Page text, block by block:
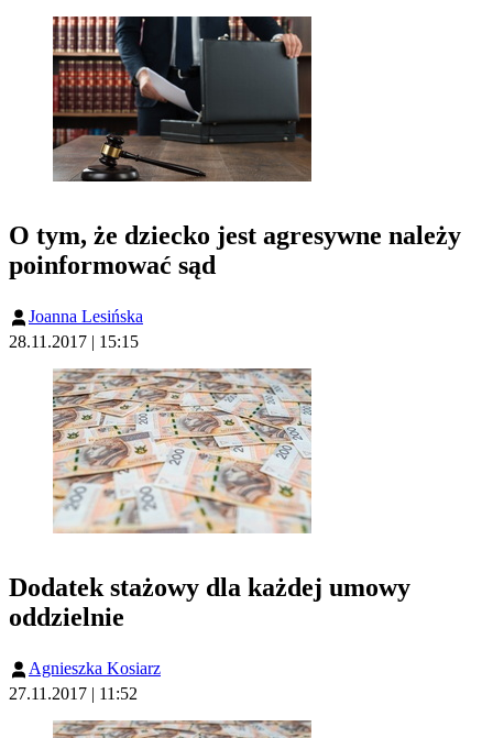
O tym, że dziecko jest agresywne należy
poinformować sąd
Joanna Lesińska
28.11.2017 | 15:15
Dodatek stażowy dla każdej umowy
oddzielnie
Agnieszka Kosiarz
27.11.2017 | 11:52